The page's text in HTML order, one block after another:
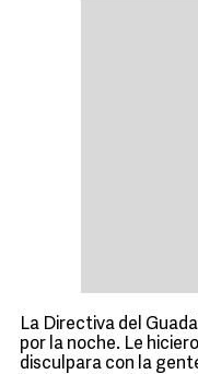
La Directiva del
por la noche. Le
disculpara con la